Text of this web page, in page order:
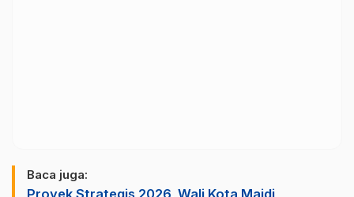
Baca juga:
Proyek Strategis 2026, Wali Kota Maidi